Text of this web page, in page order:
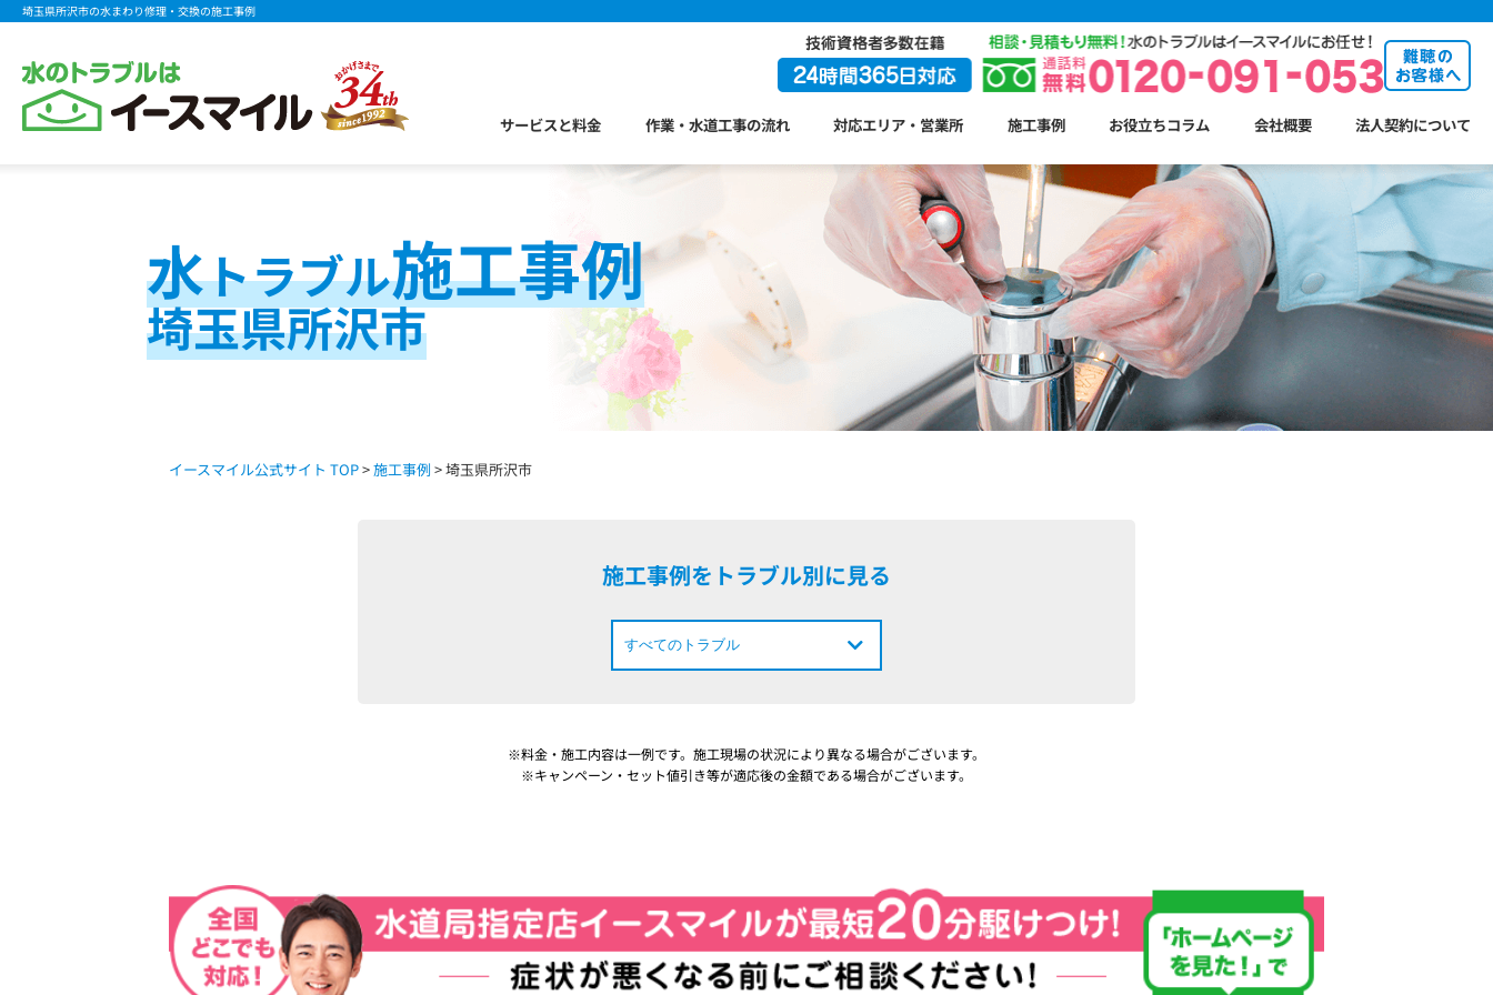
埼玉県所沢市の水まわり修理・交換の施工事例
サービスと料金 作業・水道工事の流れ 対応エリア・営業所 施工事例 お役立ちコラム 会社概要 法人契約について
水トラブル施工事例
埼玉県所沢市
イースマイル公式サイト TOP>施工事例 > 埼玉県所沢市
施工事例をトラブル別に見る
※料金・施工内容は一例です。施工現場の状況により異なる場合がございます。
※キャンペーン・セット値引き等が適応後の金額である場合がございます。